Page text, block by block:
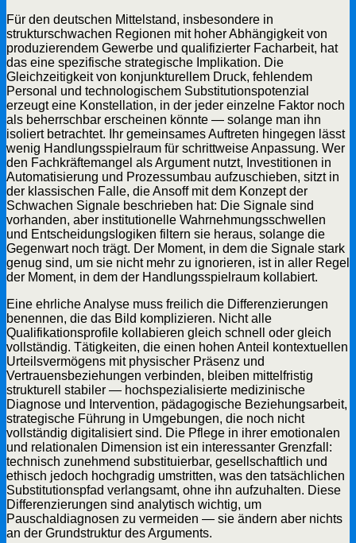
Für den deutschen Mittelstand, insbesondere in
strukturschwachen Regionen mit hoher Abhängigkeit von
produzierendem Gewerbe und qualifizierter Facharbeit, hat
das eine spezifische strategische Implikation. Die
Gleichzeitigkeit von konjunkturellem Druck, fehlendem
Personal und technologischem Substitutionspotenzial
erzeugt eine Konstellation, in der jeder einzelne Faktor noch
als beherrschbar erscheinen könnte — solange man ihn
isoliert betrachtet. Ihr gemeinsames Auftreten hingegen lässt
wenig Handlungsspielraum für schrittweise Anpassung. Wer
den Fachkräftemangel als Argument nutzt, Investitionen in
Automatisierung und Prozessumbau aufzuschieben, sitzt in
der klassischen Falle, die Ansoff mit dem Konzept der
Schwachen Signale beschrieben hat: Die Signale sind
vorhanden, aber institutionelle Wahrnehmungsschwellen
und Entscheidungslogiken filtern sie heraus, solange die
Gegenwart noch trägt. Der Moment, in dem die Signale stark
genug sind, um sie nicht mehr zu ignorieren, ist in aller Regel
der Moment, in dem der Handlungsspielraum kollabiert.
Eine ehrliche Analyse muss freilich die Differenzierungen
benennen, die das Bild komplizieren. Nicht alle
Qualifikationsprofile kollabieren gleich schnell oder gleich
vollständig. Tätigkeiten, die einen hohen Anteil kontextuellen
Urteilsvermögens mit physischer Präsenz und
Vertrauensbeziehungen verbinden, bleiben mittelfristig
strukturell stabiler — hochspezialisierte medizinische
Diagnose und Intervention, pädagogische Beziehungsarbeit,
strategische Führung in Umgebungen, die noch nicht
vollständig digitalisiert sind. Die Pflege in ihrer emotionalen
und relationalen Dimension ist ein interessanter Grenzfall:
technisch zunehmend substituierbar, gesellschaftlich und
ethisch jedoch hochgradig umstritten, was den tatsächlichen
Substitutionspfad verlangsamt, ohne ihn aufzuhalten. Diese
Differenzierungen sind analytisch wichtig, um
Pauschaldiagnosen zu vermeiden — sie ändern aber nichts
an der Grundstruktur des Arguments.